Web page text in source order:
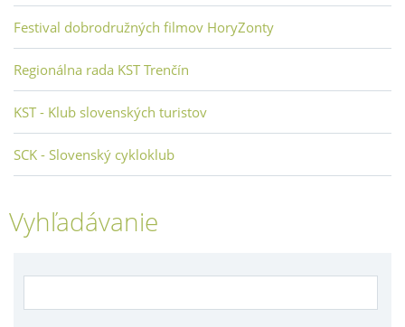
Festival dobrodružných filmov HoryZonty
Regionálna rada KST Trenčín
KST - Klub slovenských turistov
SCK - Slovenský cykloklub
Vyhľadávanie